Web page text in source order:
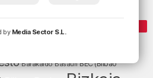
Barakaldo Basauri BEC (Bilbao
by Media Sector S.L.